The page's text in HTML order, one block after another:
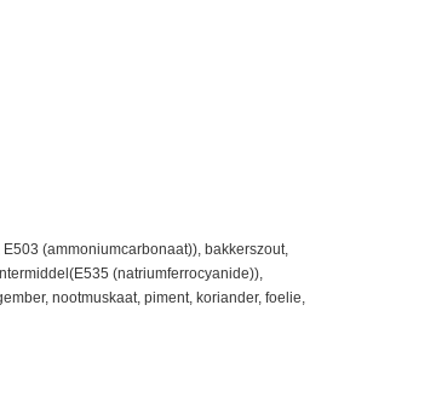
(ammoniumcarbonaat)), bakkerszout,
(natriumferrocyanide)),
nootmuskaat, piment, koriander, foelie,